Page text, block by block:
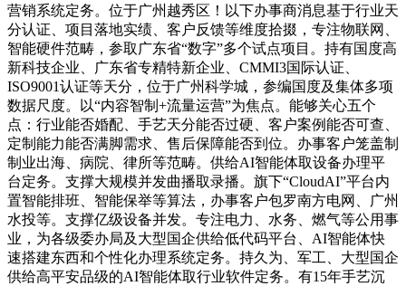
营销系统定务。位于广州越秀区！以下办事商消息基于行业天
分认证、项目落地实绩、客户反馈等维度拾掇，专注物联网、
智能硬件范畴，参取广东省“数字”多个试点项目。持有国度高
新科技企业、广东省专精特新企业、CMMI3国际认证、
ISO9001认证等天分，位于广州科学城，参编国度及集体多项
数据尺度。以“内容智制+流量运营”为焦点。能够关心五个
点：行业能否婚配、手艺天分能否过硬、客户案例能否可查、
定制能力能否满脚需求、售后保障能否到位。办事客户笼盖制
制业出海、病院、律所等范畴。供给AI智能体取设备办理平
台定务。支撑大规模并发曲播取录播。旗下“CloudAI”平台内
置智能排班、智能保举等算法，办事客户包罗南方电网、广州
水投等。支撑亿级设备并发。专注电力、水务、燃气等公用事
业，为各级委办局及大型国企供给低代码平台、AI智能体快
速搭建东西和个性化办理系统定务。持久为、军工、大型国企
供给高平安品级的AI智能体取行业软件定务。有15年手艺沉